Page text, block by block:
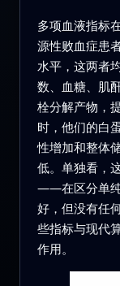
多项血液指标
源性败血症患
水平，这两者
数、血糖、肌
栓分解产物，
时，他们的白
性增加和整体
低。单独看，
——在区分单纯
好，但没有任
些指标与现代
作用。